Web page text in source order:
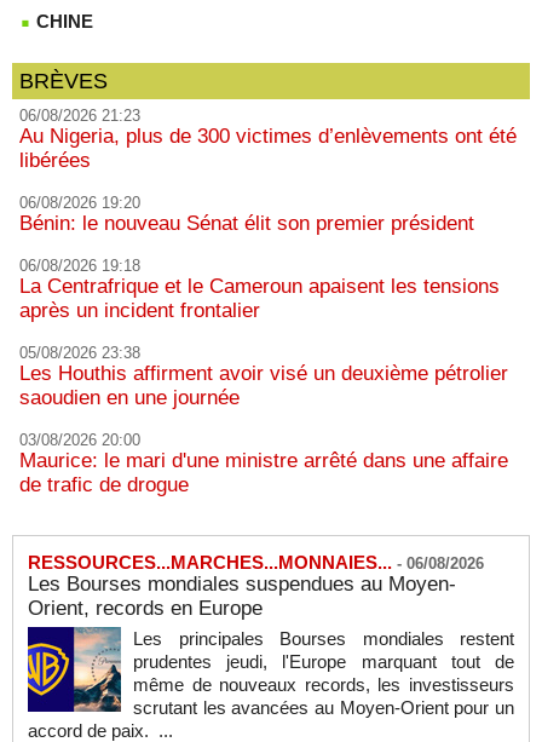
CHINE
BRÈVES
06/08/2026 21:23
Au Nigeria, plus de 300 victimes d’enlèvements ont été
libérées
06/08/2026 19:20
Bénin: le nouveau Sénat élit son premier président
06/08/2026 19:18
La Centrafrique et le Cameroun apaisent les tensions
après un incident frontalier
05/08/2026 23:38
Les Houthis affirment avoir visé un deuxième pétrolier
saoudien en une journée
03/08/2026 20:00
Maurice: le mari d'une ministre arrêté dans une affaire
de trafic de drogue
RESSOURCES...MARCHES...MONNAIES... - 06/08/2026
Les Bourses mondiales suspendues au Moyen-
Orient, records en Europe
Les principales Bourses mondiales restent
prudentes jeudi, l'Europe marquant tout de
même de nouveaux records, les investisseurs
scrutant les avancées au Moyen-Orient pour un
accord de paix. ...